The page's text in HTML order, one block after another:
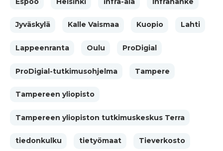
Jyväskylä Kalle Vaismaa Kuopio Lahti
Lappeenranta Oulu ProDigial
ProDigial-tutkimusohjelma Tampere
Tampereen yliopisto
Tampereen yliopiston tutkimuskeskus Terra
tiedonkulku tietyömaat Tieverkosto